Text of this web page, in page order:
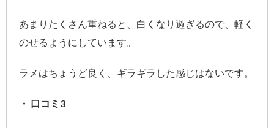
あまりたくさん重ねると、白くなり過ぎるので、軽く
のせるようにしています。
ラメはちょうど良く、ギラギラした感じはないです。
・ 口コミ3